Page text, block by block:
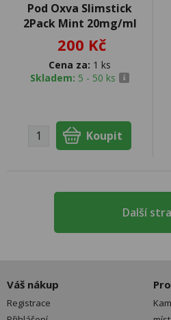
Pod Oxva Slimstick
2Pack Mint 20mg/ml
200 Kč
Cena za: 1 ks
Skladem: 5 - 50 ks
Další
Váš nákup
Registrace